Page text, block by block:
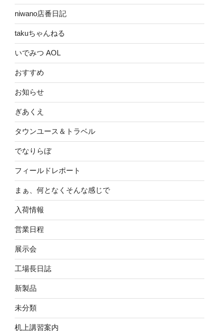
niwano店番日記
takuちゃんねる
いでみつ AOL
おすすめ
お知らせ
ぎあくえ
タウンユース＆トラベル
でなりらぼ
フィールドレポート
まぁ、何となくそんな感じで
入荷情報
営業日程
展示会
工場長日誌
新製品
未分類
机上講習案内